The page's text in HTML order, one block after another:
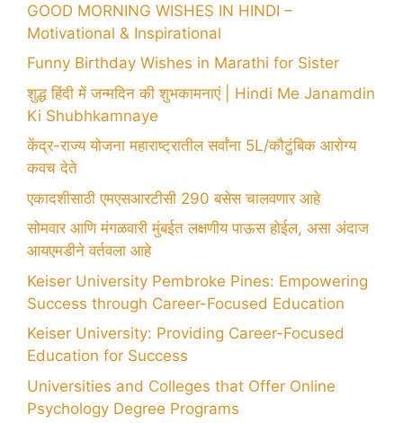
GOOD MORNING WISHES IN HINDI –
Motivational & Inspirational
Funny Birthday Wishes in Marathi for Sister
शुद्ध हिंदी में जन्मदिन की शुभकामनाएं | Hindi Me Janamdin
Ki Shubhkamnaye
केंद्र-राज्य योजना महाराष्ट्रातील सर्वांना 5L/कौटुंबिक आरोग्य
कवच देते
एकादशीसाठी एमएसआरटीसी 290 बसेस चालवणार आहे
सोमवार आणि मंगळवारी मुंबईत लक्षणीय पाऊस होईल, असा अंदाज
आयएमडीने वर्तवला आहे
Keiser University Pembroke Pines: Empowering
Success through Career-Focused Education
Keiser University: Providing Career-Focused
Education for Success
Universities and Colleges that Offer Online
Psychology Degree Programs